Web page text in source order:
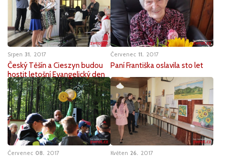
Srpen 31 2017
Český Těšín a Cieszyn budou
hostit letošní Evangelický den
Červenec 11 2017
Paní Františka oslavila sto let
Červenec 08 2017 Květen 26 2017